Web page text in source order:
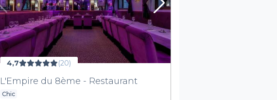
4,7 (20)
L'Empire du 8ème - Restaurant
Chic